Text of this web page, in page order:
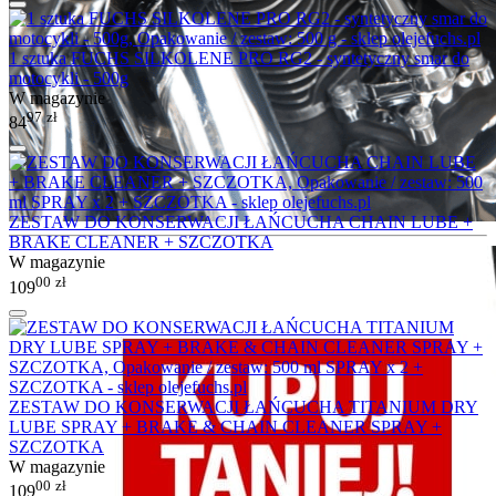
1 sztuka FUCHS SILKOLENE PRO RG2 - syntetyczny smar do
motocykli - 500g
W magazynie
8497 zł
ZESTAW DO KONSERWACJI ŁAŃCUCHA CHAIN LUBE +
BRAKE CLEANER + SZCZOTKA
W magazynie
10900 zł
ZESTAW DO KONSERWACJI ŁAŃCUCHA TITANIUM DRY
LUBE SPRAY + BRAKE & CHAIN CLEANER SPRAY +
SZCZOTKA
W magazynie
10900 zł